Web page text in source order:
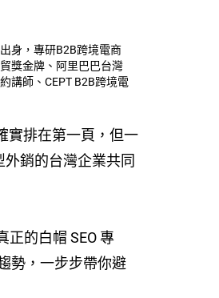
身，專研B2B跨境電商
獎金牌、阿里巴巴台灣
講師、CEPT B2B跨境電
實排在第一頁，但一
銷的台灣企業共同
的白帽 SEO 專
勢，一步步帶你避